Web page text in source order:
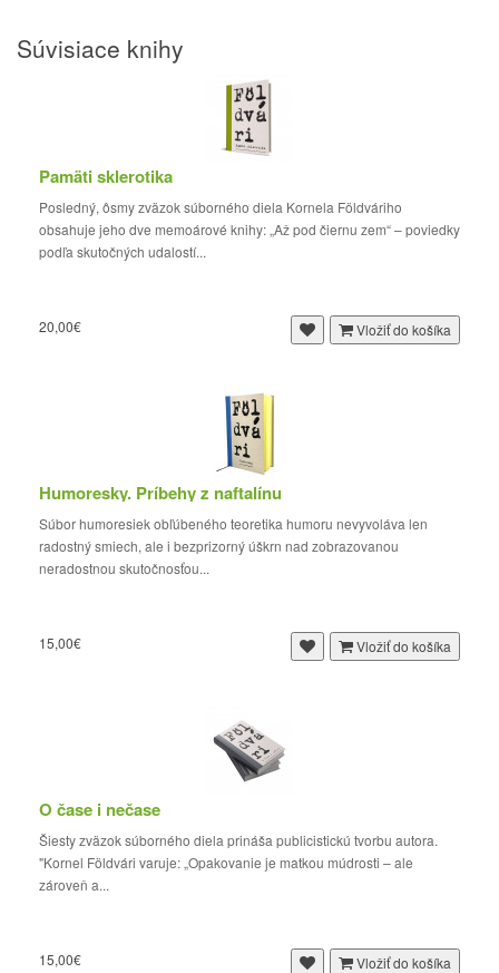
Súvisiace knihy
Pamäti sklerotika
Posledný, ôsmy zväzok súborného diela Kornela Földváriho
obsahuje jeho dve memoárové knihy: „Až pod čiernu zem“ – poviedky
podľa skutočných udalostí...
20,00€ Vložiť do košíka
Humoresky. Príbehy z naftalínu
Súbor humoresiek obľúbeného teoretika humoru nevyvoláva len
radostný smiech, ale i bezprizorný úškrn nad zobrazovanou
neradostnou skutočnosťou...
15,00€ Vložiť do košíka
O čase i nečase
Šiesty zväzok súborného diela prináša publicistickú tvorbu autora.
"Kornel Földvári varuje: „Opakovanie je matkou múdrosti – ale
zároveň a...
15,00€ Vložiť do košíka